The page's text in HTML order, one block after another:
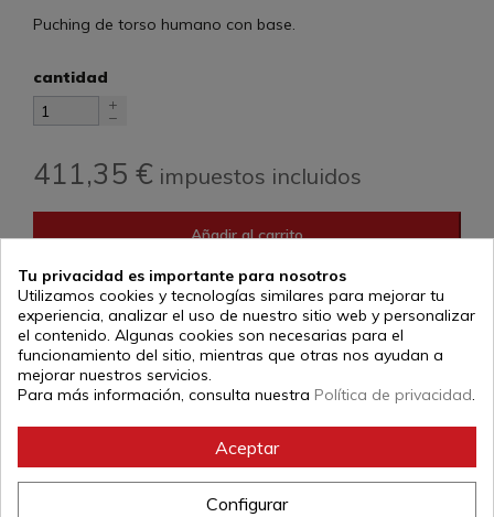
Puching de torso humano con base.
cantidad
411,35 € impuestos incluidos
Añadir al carrito
descripción
Muñeco de sparring fabricado en polipropileno de alta
calidad y acabados, diseñado para resistir fuertes
impactos.
que se base en combinaciones de puños y patadas.
Con este dummy de golpeo maximizarás la potencia,
rapidez y precisión en tus entrenamientos.
Tu privacidad es importante para nosotros
Utilizamos cookies y tecnologías similares para mejorar tu
experiencia, analizar el uso de nuestro sitio web y personalizar
el contenido. Algunas cookies son necesarias para el
funcionamiento del sitio, mientras que otras nos ayudan a
mejorar nuestros servicios.
Para más información, consulta nuestra Política de privacidad
Aceptar
Configurar